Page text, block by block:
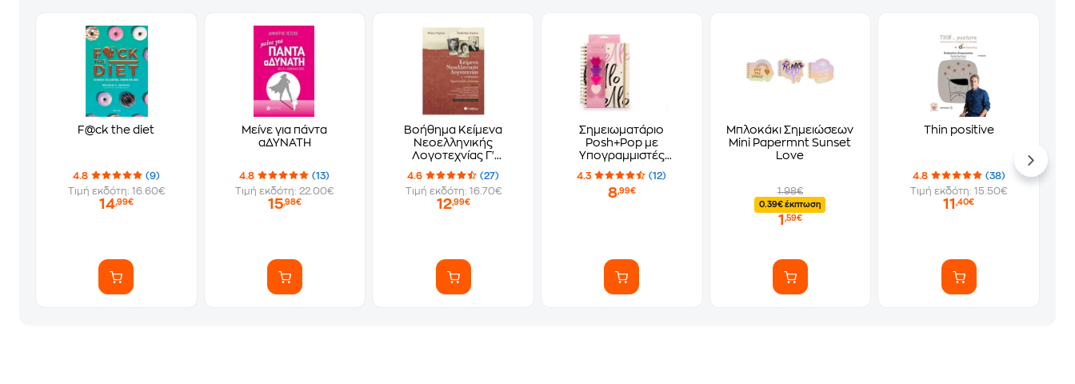
F@ck the diet
4.8
(9)
Τιμή εκδότη: 16.60€
14,99€
Μείνε για πάντα
αΔΥΝΑΤΗ
4.8
(13)
Τιμή εκδότη: 22.00€
15,98€
Βοήθημα Κείμενα
Νεοελληνικής
Λογοτεχνίας Γ'
Γυμνασίου
4.6
(27)
Τιμή εκδότη: 16.70€
12,99€
Σημειωματάριο
Posh+Pop με
Υπογραμμιστές
Μαρκαδόρους
Stackable Hearts
4.3 (12)
8,99€
Μπλοκάκι Σημειώσεων
Mini Papermnt Sunset
Love
1.98€
0.39€ έκπτωση
1 ,59€
Thin positive
4.8
(38)
Τιμή εκδότη: 15.50€
11,40€